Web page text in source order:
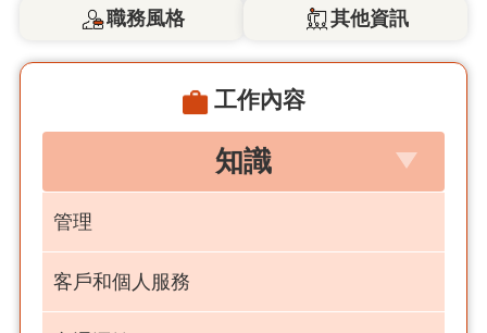
職務風格
其他資訊
工作內容
知識
管理
客戶和個人服務